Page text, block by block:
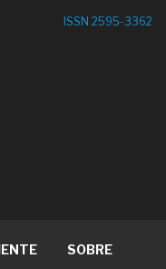
ISSN 2595-3362
SOBRE